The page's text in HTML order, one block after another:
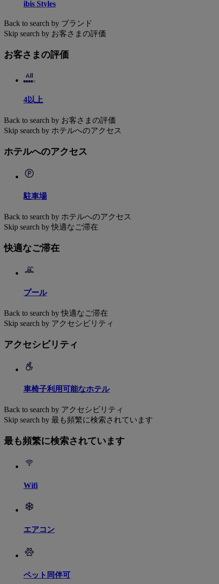
ibis Styles
Back to search by ブランド
Skip search by お客さまの評価
お客さまの評価
4以上
Back to search by お客さまの評価
Skip search by ホテルへのアクセス
ホテルへのアクセス
駐車場
Back to search by ホテルへのアクセス
Skip search by 快適なご滞在
快適なご滞在
プール
Back to search by 快適なご滞在
Skip search by アクセシビリティ
アクセシビリティ
車椅子利用可能なホテル
Back to search by アクセシビリティ
Skip search by 最も頻繁に検索されています
最も頻繁に検索されています
Wifi
エアコン
ペット同伴可